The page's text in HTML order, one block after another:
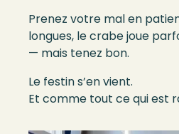
Prenez votre mal en
longues, le crabe joue
— mais tenez bon.
Le festin s’en vient.
Et comme tout ce qui est